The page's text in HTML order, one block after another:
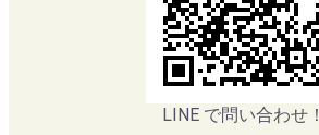
LINE で問い合わせ！